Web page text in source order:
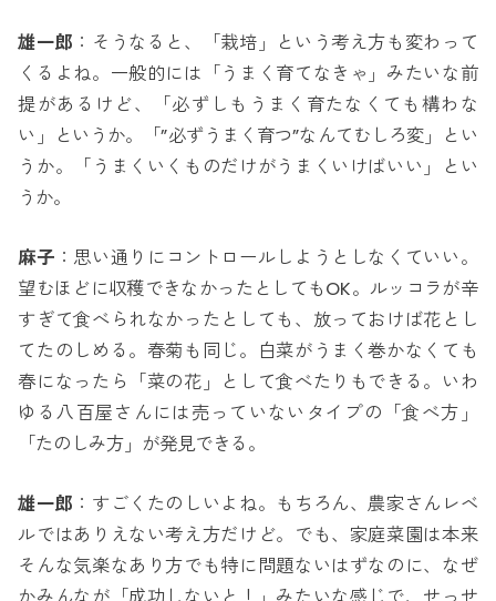
雄一郎 ：そうなると、「栽培」という考え方も変わって
くるよね。一般的には「うまく育てなきゃ」みたいな前
提があるけど、「必ずしもうまく育たなくても構わな
い」というか。「”必ずうまく育つ”なんてむしろ変」とい
うか。「うまくいくものだけがうまくいけばいい」とい
うか。
麻子 ：思い通りにコントロールしようとしなくていい。
望むほどに収穫できなかったとしてもOK。ルッコラが辛
すぎて食べられなかったとしても、放っておけば花とし
てたのしめる。春菊も同じ。白菜がうまく巻かなくても
春になったら「菜の花」として食べたりもできる。いわ
ゆる八百屋さんには売っていないタイプの「食べ方」
「たのしみ方」が発見できる。
雄一郎 ：すごくたのしいよね。もちろん、農家さんレベ
ルではありえない考え方だけど。でも、家庭菜園は本来
そんな気楽なあり方でも特に問題ないはずなのに、なぜ